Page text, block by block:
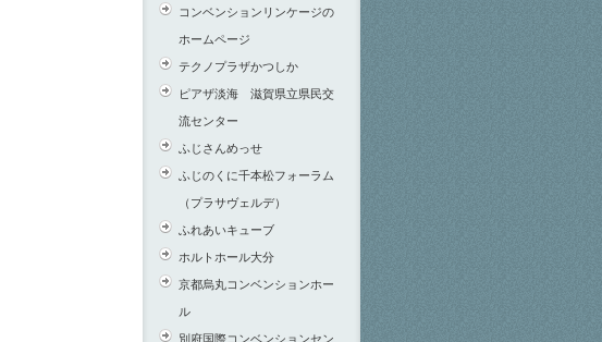
コンベンションリンケージの
ホームページ
テクノプラザかつしか
ピアザ淡海 滋賀県立県民交
流センター
ふじさんめっせ
ふじのくに千本松フォーラム
（プラサヴェルデ）
ふれあいキューブ
ホルトホール大分
京都烏丸コンベンションホー
ル
別府国際コンベンションセン